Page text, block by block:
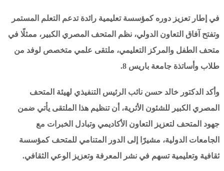
في إطار تعزيز دوره كمؤسسة تعليمية رائدة تدعم التعلم المستمر
وتفتح آفاق التعاون الدولي، نظم المتحف المصري الكبير، ممثلًا في
متحف الطفل والمركز التعليمي، ملتقى علمي متخصص لوفد من
طلاب وأساتذة جامعة باريس 8.
وأكد الدكتور خالد حسن نائب الرئيس التنفيذي لهيئة المتحف
المصري الكبير للشئون الأثرية، أن تنظيم هذا الملتقى يأتي ضمن
جهود المتحف لتعزيز التعاون الأكاديمي وتبادل الخبرات مع
الجامعات الدولية، مشيرًا إلى الدور المتنامي للمتحف كمؤسسة
ثقافية وتعليمية تسهم في نشر المعرفة وتعزيز الوعي الثقافي.